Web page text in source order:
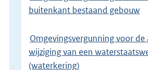
buitenkant bestaand gebouw
Omgevingsvergunning voor de
wijziging van een
(waterkering)